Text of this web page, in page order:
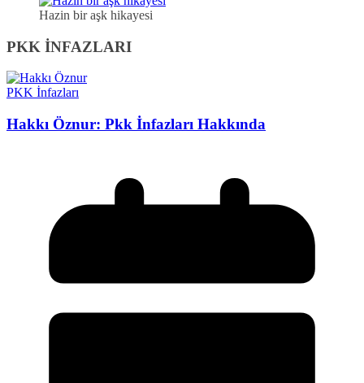
Hazin bir aşk hikayesi
PKK İNFAZLARI
PKK İnfazları
Hakkı Öznur: Pkk İnfazları Hakkında